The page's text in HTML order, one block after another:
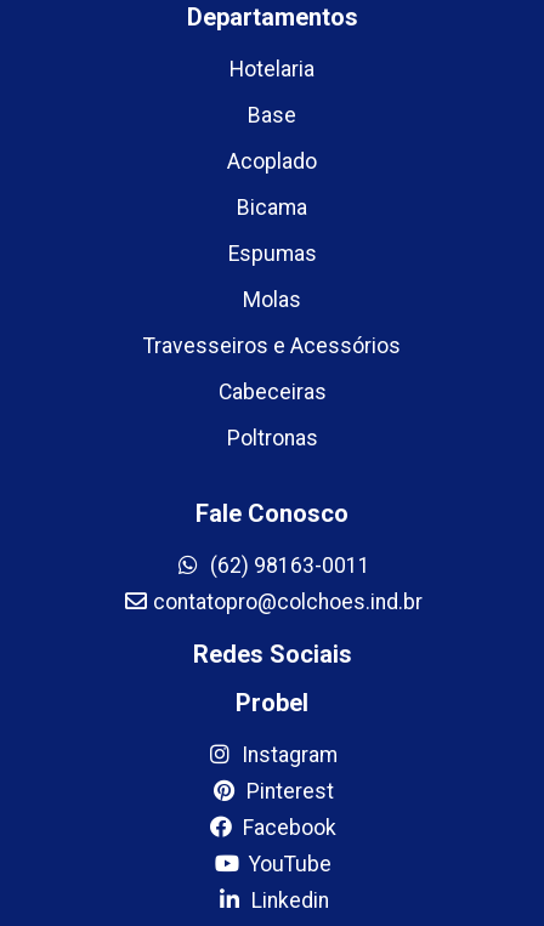
Departamentos
Hotelaria
Base
Acoplado
Bicama
Espumas
Molas
Travesseiros e Acessórios
Cabeceiras
Poltronas
Fale Conosco
(62) 98163-0011
contatopro@colchoes.ind.br
Redes Sociais
Probel
Instagram
Pinterest
Facebook
YouTube
Linkedin